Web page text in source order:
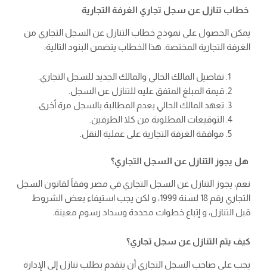
خطاب تنازل عن سجل تجاري الغرفة التجارية
يمكن الحصول على نموذج خطاب التنازل عن السجل التجاري من
الغرفة التجارية المختصة. هذا الخطاب يتضمن البنود التالية:
تفاصيل المالك الحالي والمالك الجديد للسجل التجاري.
قيمة المبلغ المتفق عليه للتنازل عن السجل.
تعهد المالك الحالي بعدم المطالبة بالسجل مرة أخرى.
التوقيعات المطلوبة من كلا الطرفين.
موافقة الغرفة التجارية على عملية النقل.
هل يجوز التنازل عن السجل التجاري؟
نعم، يجوز التنازل عن السجل التجاري في مصر وفقاً لقانون السجل
التجاري رقم 18 لسنة 1999، و لكن يجب استيفاء بعض الشروط
قبل التنازل، و إتباع خطوات محددة وسداد رسوم معينة.
كيف يتم التنازل عن سجل تجاري؟
يجب على صاحب السجل التجاري أن يتقدم بطلب تنازل إلى الإدارة